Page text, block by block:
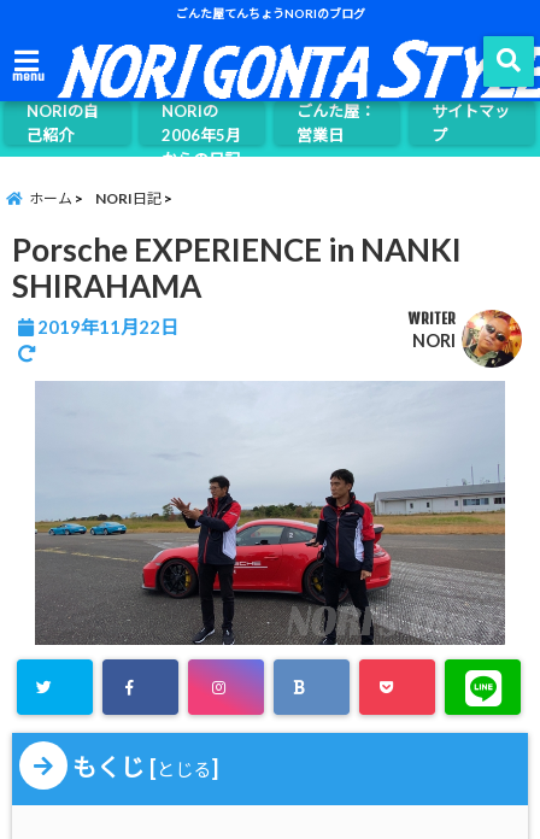
ごんた屋てんちょうNORIのブログ
menu
NORIの自
己紹介
ごんた屋て
んちょう
NORIの
2006年5月
からの日記
ごんた屋：
営業日
サイトマッ
プ
ホーム NORI日記
Porsche EXPERIENCE in NANKI
SHIRAHAMA
2019年11月22日 WRITER
NORI
もくじ [とじる]